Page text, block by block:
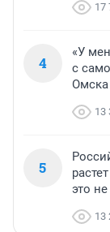
17
4
«У
с
Омска
13
5
это
13